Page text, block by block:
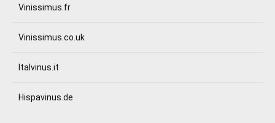
Vinissimus.fr
Vinissimus.co.uk
Italvinus.it
Hispavinus.de